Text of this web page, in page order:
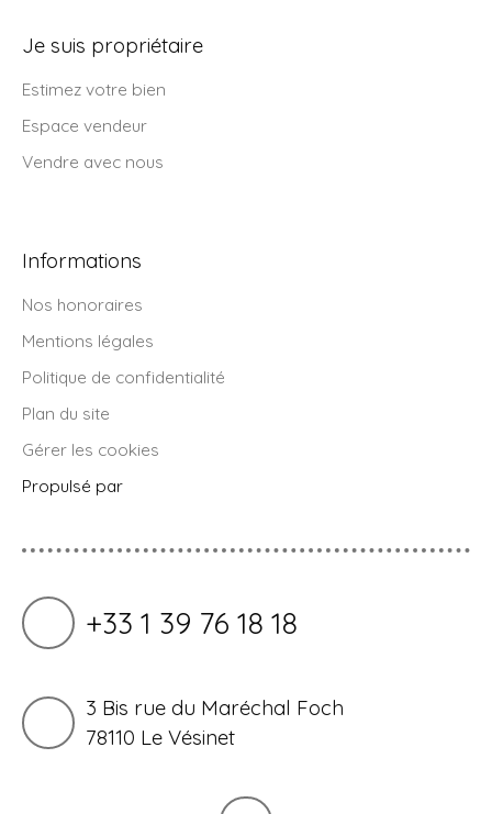
Je suis propriétaire
Estimez votre bien
Espace vendeur
Vendre avec nous
Informations
Nos honoraires
Mentions légales
Politique de confidentialité
Plan du site
Gérer les cookies
Propulsé par
+33 1 39 76 18 18
3 Bis rue du Maréchal Foch
78110 Le Vésinet